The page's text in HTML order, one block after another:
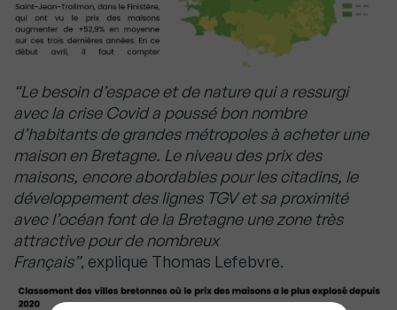
“Le besoin d’espace et de nature qui a ressurgi
avec la crise Covid a poussé bon nombre
d’habitants de grandes métropoles à acheter une
maison en Bretagne. Le niveau des prix des
maisons, encore abordables pour les citadins, le
développement des lignes TGV et sa proximité
avec l’océan font de la Bretagne une zone très
attractive pour de nombreux
Français”, explique Thomas Lefebvre.